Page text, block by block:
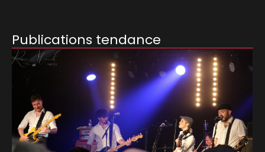
Publications tendance